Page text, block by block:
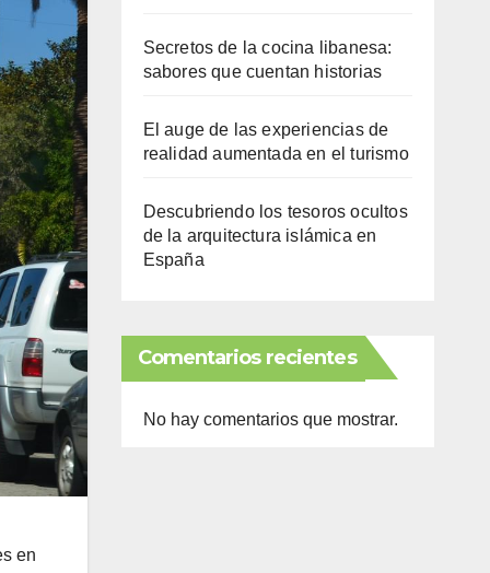
en
Secretos de la cocina libanesa:
sabores que cuentan historias
El auge de las experiencias de
realidad aumentada en el turismo
Descubriendo los tesoros ocultos
de la arquitectura islámica en
España
Comentarios recientes
No hay comentarios que mostrar.